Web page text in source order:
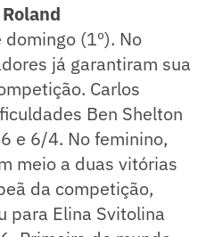
Roland
(1º). No
já garantiram sua
Carlos
Ben Shelton
e 6/4. No feminino,
meio a duas vitórias
da competição,
para Elina Svitolina